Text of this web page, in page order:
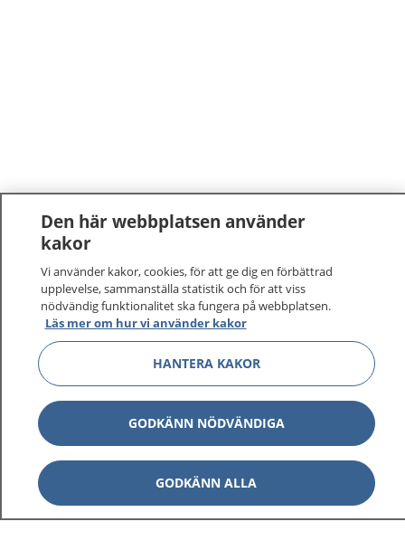
1177–tryggt om din hälsa och vård
På 1177.se får du råd om hälsa och information om
sjukdomar och vilka mottagningar du kan kontakta.
Den här webbplatsen använder
kakor
Vi använder kakor, cookies, för att ge dig en förbättrad
upplevelse, sammanställa statistik och för att viss
nödvändig funktionalitet ska fungera på webbplatsen.
Läs mer om hur vi använder kakor
HANTERA KAKOR
GODKÄNN NÖDVÄNDIGA
GODKÄNN ALLA